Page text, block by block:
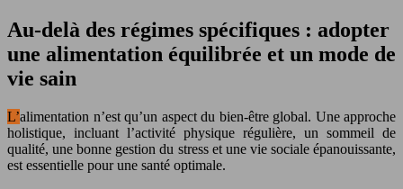
Au-delà des régimes spécifiques : adopter
une alimentation équilibrée et un mode de
vie sain
L’alimentation n’est qu’un aspect du bien-être global. Une approche
holistique, incluant l’activité physique régulière, un sommeil de
qualité, une bonne gestion du stress et une vie sociale épanouissante,
est essentielle pour une santé optimale.